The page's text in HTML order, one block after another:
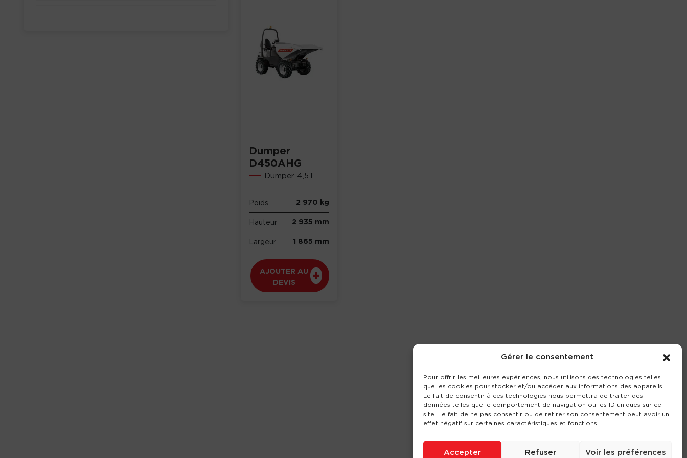
Gérer le consentement
Pour offrir les meilleures expériences, nous utilisons des technologies telles
que les cookies pour stocker et/ou accéder aux informations des appareils.
Le fait de consentir à ces technologies nous permettra de traiter des
données telles que le comportement de navigation ou les ID uniques sur ce
site. Le fait de ne pas consentir ou de retirer son consentement peut avoir un
effet négatif sur certaines caractéristiques et fonctions.
Accepter Refuser Voir les préférences
Dumper
D450AHG
Dumper 4,5T
Poids 2 970 kg
Hauteur 2 935 mm
Largeur 1 865 mm
AJOUTER AU
DEVIS